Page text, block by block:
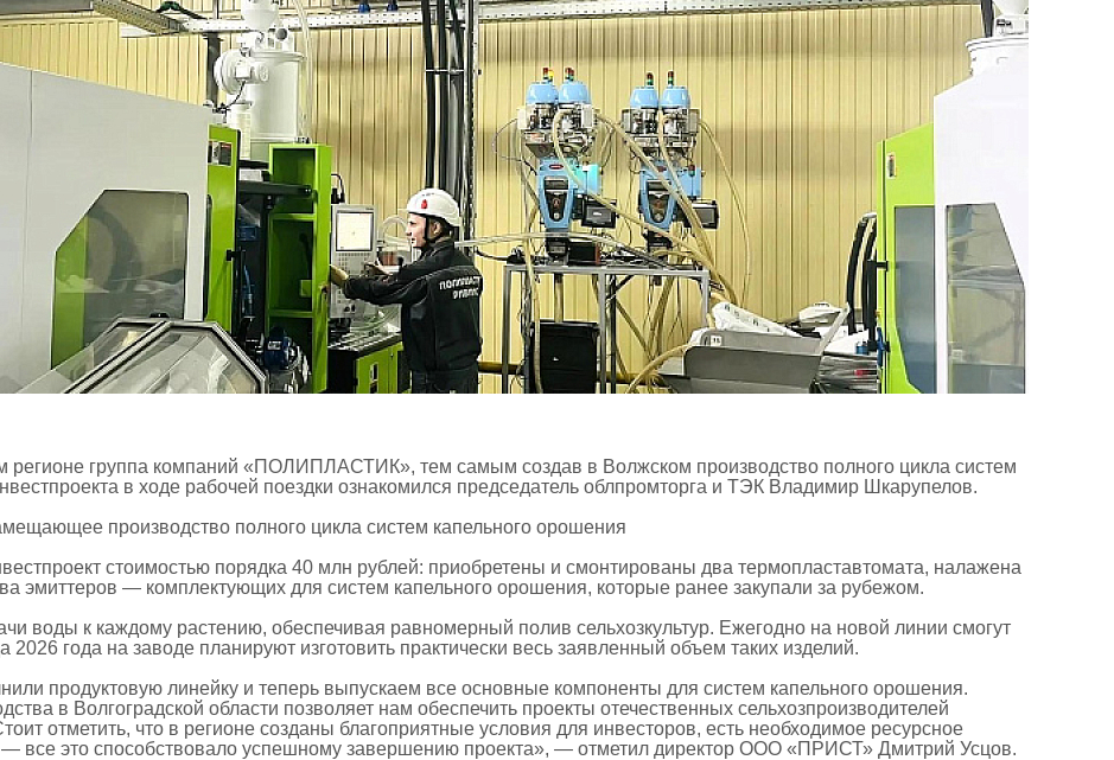
регионе группа компаний «ПОЛИПЛАСТИК», тем самым создав в Волжском производство полного цикла систем
в ходе рабочей поездки ознакомился председатель облпромторга и ТЭК Владимир Шкарупелов.
производство полного цикла систем капельного орошения
стоимостью порядка 40 млн рублей: приобретены и смонтированы два термопластавтомата, налажена
эмиттеров — комплектующих для систем капельного орошения, которые ранее закупали за рубежом.
воды к каждому растению, обеспечивая равномерный полив сельхозкультур. Ежегодно на новой линии смогут
года на заводе планируют изготовить практически весь заявленный объем таких изделий.
продуктовую линейку и теперь выпускаем все основные компоненты для систем капельного орошения.
в Волгоградской области позволяет нам обеспечить проекты отечественных сельхозпроизводителей
отметить, что в регионе созданы благоприятные условия для инвесторов, есть необходимое ресурсное
все это способствовало успешному завершению проекта», — отметил директор ООО «ПРИСТ» Дмитрий Усцов.